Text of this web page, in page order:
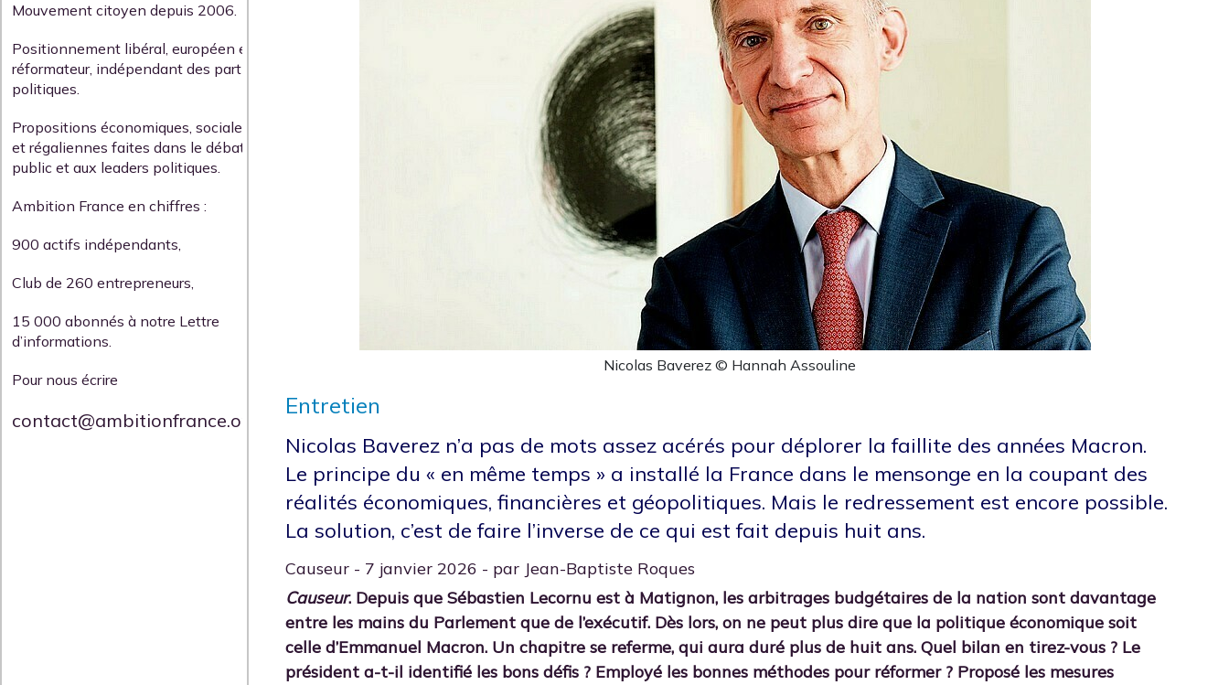
Mouvement citoyen depuis 2006.
Positionnement libéral, européen et
réformateur, indépendant des partis
politiques.
Propositions économiques, sociales
et régaliennes faites dans le débat
public et aux leaders politiques.
Ambition France en chiffres :
900 actifs indépendants,
Club de 260 entrepreneurs,
15 000 abonnés à notre Lettre
d’informations.
Pour nous écrire
contact@ambitionfrance.org
Nicolas Baverez © Hannah Assouline
Entretien
Nicolas Baverez n’a pas de mots assez acérés pour déplorer la faillite des années Macron.
Le principe du « en même temps » a installé la France dans le mensonge en la coupant des
réalités économiques, financières et géopolitiques. Mais le redressement est encore possible.
La solution, c’est de faire l’inverse de ce qui est fait depuis huit ans.
Causeur - 7 janvier 2026 - par Jean-Baptiste Roques
Causeur. Depuis que Sébastien Lecornu est à Matignon, les arbitrages budgétaires de la nation sont davantage
entre les mains du Parlement que de l’exécutif. Dès lors, on ne peut plus dire que la politique économique soit
celle d’Emmanuel Macron. Un chapitre se referme, qui aura duré plus de huit ans. Quel bilan en tirez-vous ? Le
président a-t-il identifié les bons défis ? Employé les bonnes méthodes pour réformer ? Proposé les mesures